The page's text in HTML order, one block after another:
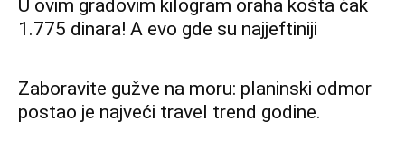
svetskom takmičenju iz energetske
elektronike u Belgiji